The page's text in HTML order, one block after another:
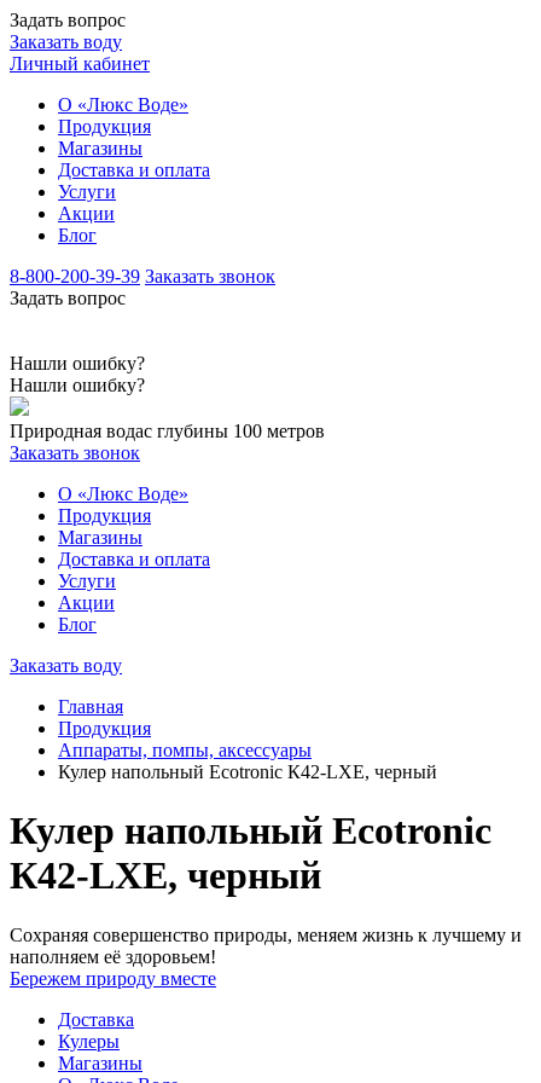
Задать вопрос
Заказать воду
Личный кабинет
О «Люкс Воде»
Продукция
Магазины
Доставка и оплата
Услуги
Акции
Блог
8-800-200-39-39 Заказать звонок
Задать вопрос
Нашли ошибку?
Нашли ошибку?
Природная водас глубины 100 метров
Заказать звонок
О «Люкс Воде»
Продукция
Магазины
Доставка и оплата
Услуги
Акции
Блог
Заказать воду
Главная
Продукция
Аппараты, помпы, аксессуары
Кулер напольный Ecotronic К42-LXE, черный
Кулер напольный Ecotronic
К42-LXE, черный
Сохраняя совершенство природы, меняем жизнь к лучшему и
наполняем её здоровьем!
Бережем природу вместе
Доставка
Кулеры
Магазины